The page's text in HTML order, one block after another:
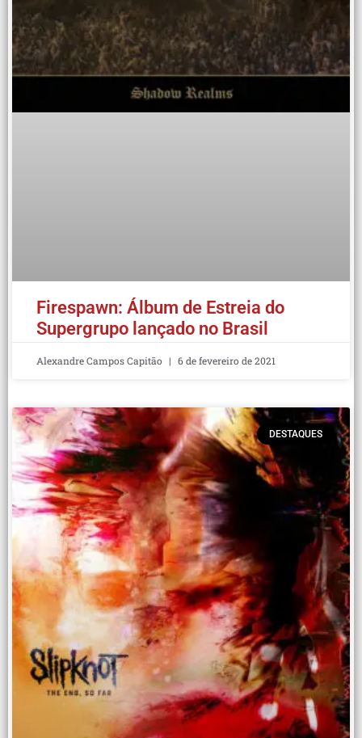
Firespawn: Álbum de Estreia do
Supergrupo lançado no Brasil
Alexandre Campos Capitão 6 de fevereiro de 2021
DESTAQUES